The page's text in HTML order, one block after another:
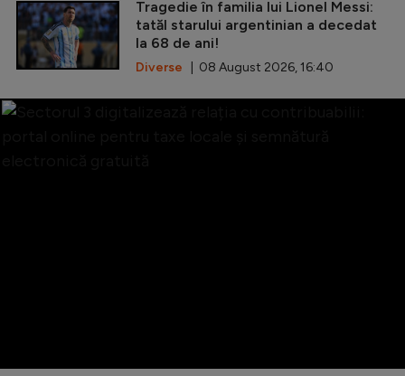
Tragedie în familia lui Lionel Messi:
tatăl starului argentinian a decedat
la 68 de ani!
Diverse | 08 August 2026, 16:40